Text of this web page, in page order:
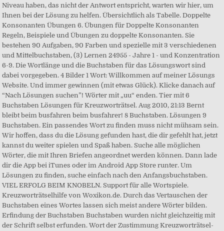
Niveau haben, das nicht der Antwort entspricht, warten wir hier, um
Ihnen bei der Lösung zu helfen. Übersichtlich als Tabelle. Doppelte
Konsonanten Übungen 6. Übungen für Doppelte Konsonanten
Regeln, Beispiele und Übungen zu doppelte Konsonanten. Sie
bestehen 90 Aufgaben, 90 Farben und spezielle mit 3 verschiedenen
und Mittelbuchstaben, (3) Lernen 24955 - Jahre 1 - und Konzentration
6-9. Die Wortlänge und die Buchstaben für das Lösungswort sind
dabei vorgegeben. 4 Bilder 1 Wort: Willkommen auf meiner Lösungs
Website. Und immer gewinnen (mit etwas Glück). Klicke danach auf
“Nach Lösungen suchen”! Wörter mit „uu“ enden. Tier mit 6
Buchstaben Lösungen für Kreuzworträtsel. Aug 2010, 21:13 Bernt
bleibt beim busfahren beim busfahrer! 8 Buchstaben. Lösungen 9
Buchstaben. Ein passendes Wort zu finden muss nicht mühsam sein.
Wir hoffen, dass du die Lösung gefunden hast, die dir gefehlt hat, jetzt
kannst du weiter spielen und Spaß haben. Suche alle möglichen
Wörter, die mit Ihren Briefen angeordnet werden können. Dann lade
dir die App bei iTunes oder im Android App Store runter. Um
Lösungen zu finden, suche einfach nach den Anfangsbuchstaben.
VIEL ERFOLG BEIM KNOBELN. Support für alle Wortspiele.
Kreuzworträtselhilfe von Woxikon.de. Durch das Vertauschen der
Buchstaben eines Wortes lassen sich meist andere Wörter bilden.
Erfindung der Buchstaben Buchstaben wurden nicht gleichzeitig mit
der Schrift selbst erfunden. Wort der Zustimmung Kreuzworträtsel-